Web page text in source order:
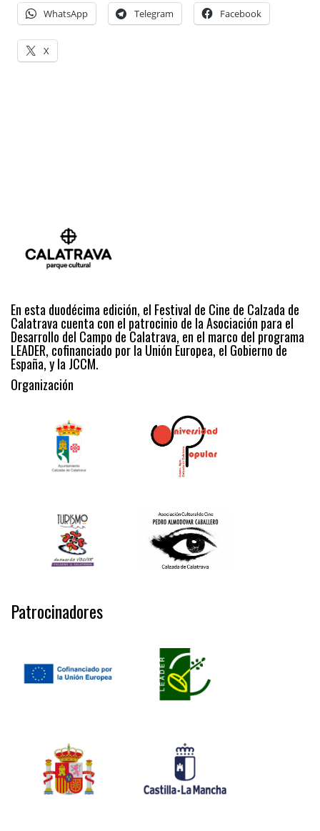
WhatsApp Telegram Facebook
X
En esta duodécima edición, el Festival de Cine de Calzada de
Calatrava cuenta con el patrocinio de la Asociación para el
Desarrollo del Campo de Calatrava, en el marco del programa
LEADER, cofinanciado por la Unión Europea, el Gobierno de
España, y la JCCM.
Organización
Patrocinadores